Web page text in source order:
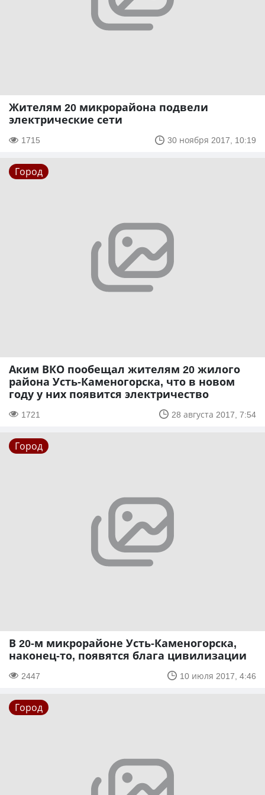
Жителям 20 микрорайона подвели
электрические сети
1715 30 ноября 2017, 10:19
Город
Аким ВКО пообещал жителям 20 жилого
района Усть-Каменогорска, что в новом
году у них появится электричество
1721 28 августа 2017, 7:54
Город
В 20-м микрорайоне Усть-Каменогорска,
наконец-то, появятся блага цивилизации
2447 10 июля 2017, 4:46
Город